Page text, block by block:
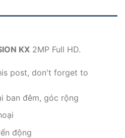
KX 2MP Full HD.
post, don't forget to
ban đêm, góc rộng
động